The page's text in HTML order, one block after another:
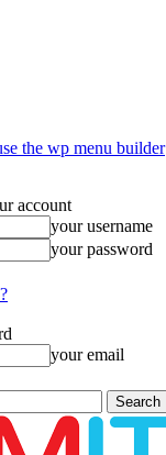
the wp menu builder
account
your username
your password
your email